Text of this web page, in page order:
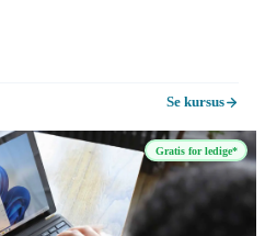
Se kursus
Gratis for ledige*